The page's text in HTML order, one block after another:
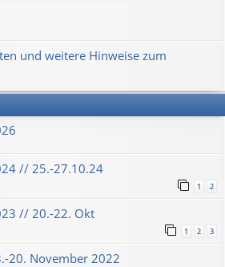
und weitere Hinweise zum
// 25.-27.10.24
1 2
// 20.-22. Okt
1 2 3
20. November 2022